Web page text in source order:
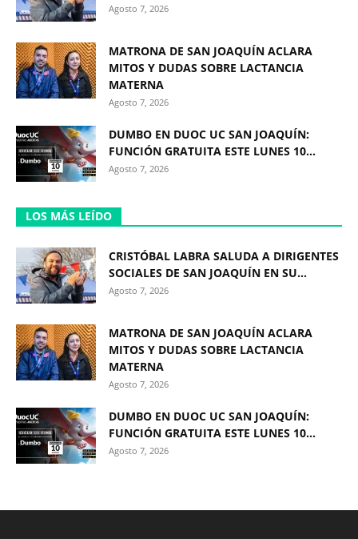
Agosto 7, 2026
MATRONA DE SAN JOAQUÍN ACLARA
MITOS Y DUDAS SOBRE LACTANCIA
MATERNA
Agosto 7, 2026
DUMBO EN DUOC UC SAN JOAQUÍN:
FUNCIÓN GRATUITA ESTE LUNES 10...
Agosto 7, 2026
LOS MÁS LEÍDO
CRISTÓBAL LABRA SALUDA A DIRIGENTES
SOCIALES DE SAN JOAQUÍN EN SU...
Agosto 7, 2026
MATRONA DE SAN JOAQUÍN ACLARA
MITOS Y DUDAS SOBRE LACTANCIA
MATERNA
Agosto 7, 2026
DUMBO EN DUOC UC SAN JOAQUÍN:
FUNCIÓN GRATUITA ESTE LUNES 10...
Agosto 7, 2026